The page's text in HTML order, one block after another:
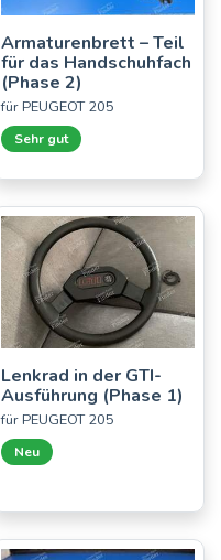
Armaturenbrett – Teil
für das Handschuhfach
(Phase 2)
für PEUGEOT 205
Sehr gut
Lenkrad in der GTI-
Ausführung (Phase 1)
für PEUGEOT 205
Neu